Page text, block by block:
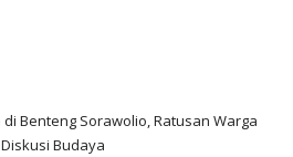
Benteng Sorawolio, Ratusan Warga
Budaya